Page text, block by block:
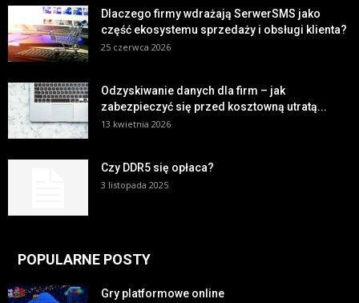
Dlaczego firmy wdrażają SerwerSMS jako
część ekosystemu sprzedaży i obsługi klienta?
25 czerwca 2026
Odzyskiwanie danych dla firm – jak
zabezpieczyć się przed kosztowną utratą...
13 kwietnia 2026
Czy DDR5 się opłaca?
3 listopada 2025
POPULARNE POSTY
Gry platformowe online